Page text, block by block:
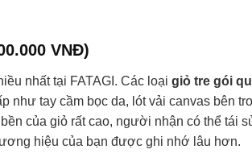
VNĐ)
nhất tại FATAGI. Các loại giỏ tre gói
như tay cầm bọc da, lót vải canvas bên
của giỏ rất cao, người nhận có thể tái
hiệu của bạn được ghi nhớ lâu hơn.